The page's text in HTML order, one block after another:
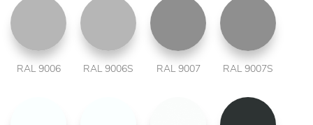
RAL 9006 RAL 9006S RAL 9007 RAL 9007S